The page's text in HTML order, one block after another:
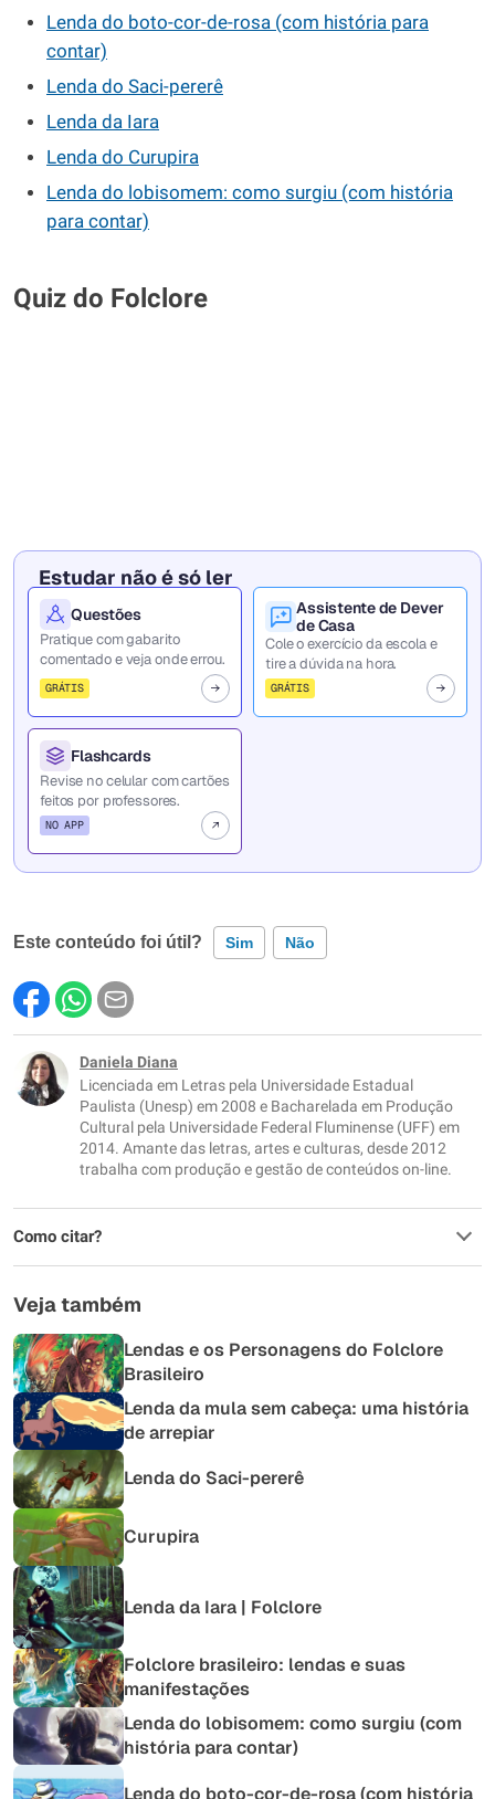
Lenda do boto-cor-de-rosa (com história para
contar)
Lenda do Saci-pererê
Lenda da Iara
Lenda do Curupira
Lenda do lobisomem: como surgiu (com história
para contar)
Quiz do Folclore
Estudar não é só ler
Questões
Pratique com gabarito
comentado e veja onde errou.
GRÁTIS
Assistente de Dever
de Casa
Cole o exercício da escola e
tire a dúvida na hora.
GRÁTIS
Flashcards
Revise no celular com cartões
feitos por professores.
NO APP
Este conteúdo foi útil? Sim Não
Este conteúdo contém informação incorreta
Este conteúdo não tem a informação que procuro
Outro
Daniela Diana
Licenciada em Letras pela Universidade Estadual
Paulista (Unesp) em 2008 e Bacharelada em Produção
Cultural pela Universidade Federal Fluminense (UFF) em
2014. Amante das letras, artes e culturas, desde 2012
trabalha com produção e gestão de conteúdos on-line.
Como citar?
Veja também
Lendas e os Personagens do Folclore
Brasileiro
Lenda da mula sem cabeça: uma história
de arrepiar
Lenda do Saci-pererê
Curupira
Lenda da Iara | Folclore
Folclore brasileiro: lendas e suas
manifestações
Lenda do lobisomem: como surgiu (com
história para contar)
Lenda do boto-cor-de-rosa (com história